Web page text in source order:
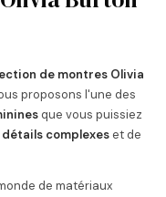
de montres Olivia
proposons l'une des
que vous puissiez
détails complexeset de
de matériaux